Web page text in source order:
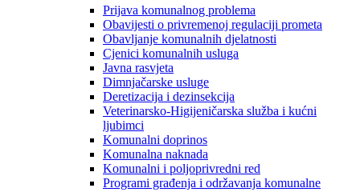
Prijava komunalnog problema
Obavijesti o privremenoj regulaciji prometa
Obavljanje komunalnih djelatnosti
Cjenici komunalnih usluga
Javna rasvjeta
Dimnjačarske usluge
Deretizacija i dezinsekcija
Veterinarsko-Higijeničarska služba i kućni
ljubimci
Komunalni doprinos
Komunalna naknada
Komunalni i poljoprivredni red
Programi građenja i održavanja komunalne